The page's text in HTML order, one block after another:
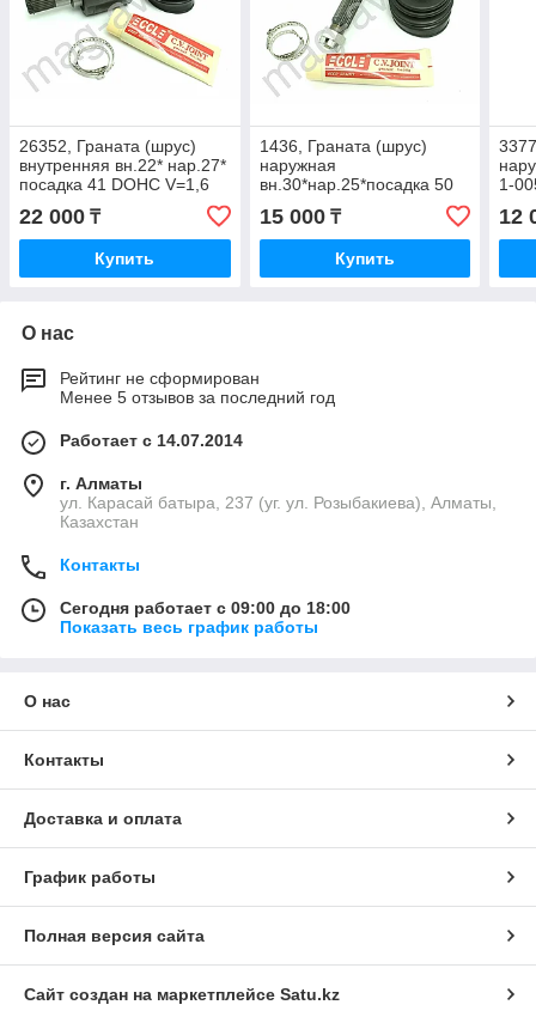
26352, Граната (шрус)
внутренняя вн.22* нар.27*
посадка 41 DOHC V=1,6
CCL HY 508
22 000 ₸
Купить
1436, Граната (шрус)
наружная
вн.30*нар.25*посадка 50
V=1,6 CCL MI013
15 000₸
Купить
1-
12
О нас
Рейтинг не сформирован
Менее 5 отзывов за последний год
Работает с 14.07.2014
г. Алматы
ул. Карасай батыра, 237 (уг. ул. Розыбакиева), Алматы,
Казахстан
Контакты
Сегодня работает с 09:00 до 18:00
Показать весь график работы
О нас
Контакты
Доставка и оплата
График работы
Полная версия сайта
Сайт создан на маркетплейсе Satu.kz